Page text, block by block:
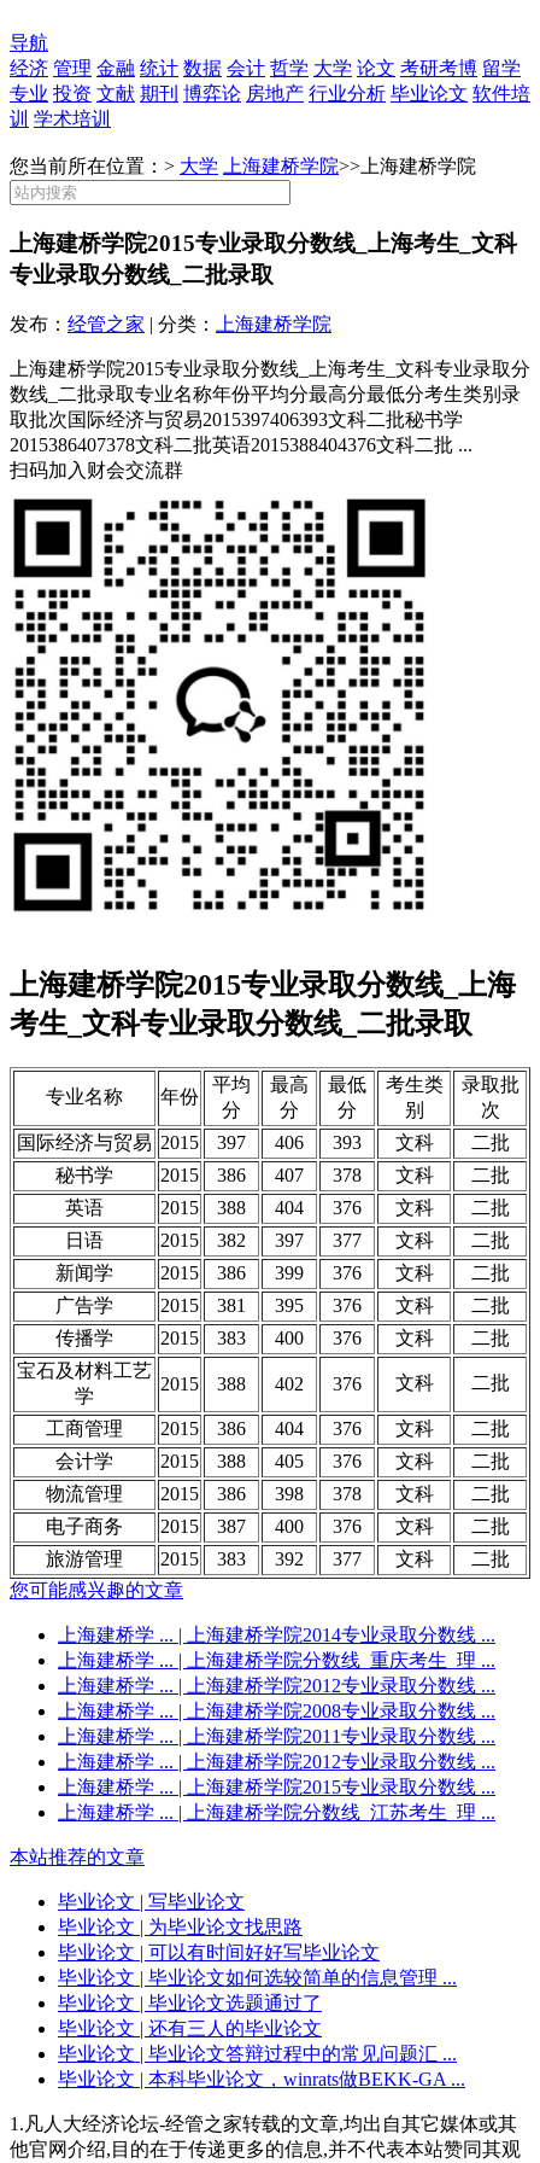
导航
经济 管理 金融 统计 数据 会计 哲学 大学 论文 考研考博 留学
专业 投资 文献 期刊 博弈论 房地产 行业分析 毕业论文 软件培
训 学术培训
您当前所在位置：> 大学 上海建桥学院>> 上海建桥学院
上海建桥学院2015专业录取分数线_上海考生_文科
专业录取分数线_二批录取
发布： 经管之家 | 分类： 上海建桥学院
上海建桥学院2015专业录取分数线_上海考生_文科专业录取分
数线_二批录取专业名称年份平均分最高分最低分考生类别录
取批次国际经济与贸易2015397406393文科二批秘书学
2015386407378文科二批英语2015388404376文科二批 ...
扫码加入财会交流群
上海建桥学院2015专业录取分数线_上海
考生_文科专业录取分数线_二批录取
专业名称 年份
平均
分
最高
分
最低
分
考生类
别
录取批
次
国际经济与贸易 2015 397 406 393 文科
二批
秘书学
2015 386 407 378 文科
二批
英语
2015 388 404 376 文科
二批
日语
2015 382 397 377 文科
二批
新闻学
2015 386 399 376 文科
二批
广告学
2015 381 395 376 文科
二批
传播学
2015 383 400 376 文科
二批
宝石及材料工艺
学
2015 388 402 376 文科 二批
工商管理 2015 386 404 376 文科
二批
会计学
2015 388 405 376 文科
二批
物流管理
2015 386 398 378 文科
二批
电子商务
2015 387 400 376 文科
二批
旅游管理
2015 383 392 377 文科
二批
您可能感兴趣的文章
上海建桥学 ... | 上海建桥学院2014专业录取分数线 ...
上海建桥学 ... | 上海建桥学院分数线_重庆考生_理 ...
上海建桥学 ... | 上海建桥学院2012专业录取分数线 ...
上海建桥学 ... | 上海建桥学院2008专业录取分数线 ...
上海建桥学 ... | 上海建桥学院2011专业录取分数线 ...
上海建桥学 ... | 上海建桥学院2012专业录取分数线 ...
上海建桥学 ... | 上海建桥学院2015专业录取分数线 ...
上海建桥学 ... | 上海建桥学院分数线_江苏考生_理 ...
本站推荐的文章
毕业论文 | 写毕业论文
毕业论文 | 为毕业论文找思路
毕业论文 | 可以有时间好好写毕业论文
毕业论文 | 毕业论文如何选较简单的信息管理 ...
毕业论文 | 毕业论文选题通过了
毕业论文 | 还有三人的毕业论文
毕业论文 | 毕业论文答辩过程中的常见问题汇 ...
毕业论文 | 本科毕业论文，winrats做BEKK-GA ...
1.凡人大经济论坛-经管之家转载的文章,均出自其它媒体或其
他官网介绍,目的在于传递更多的信息,并不代表本站赞同其观